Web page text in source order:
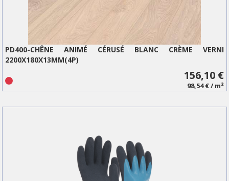
PD400-CHÊNE ANIMÉ CÉRUSÉ BLANC CRÈME VERNI
2200X180X13MM(4P)
156,10 €
98,54 € / m²